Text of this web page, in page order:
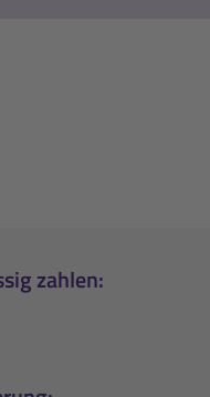
zahlen: